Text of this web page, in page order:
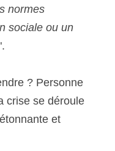
normes
sociale ou un
? Personne
crise se déroule
et